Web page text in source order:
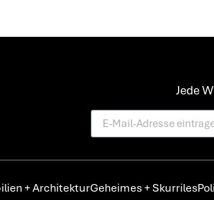
Jede
+ ArchitekturGeheimes + Skurriles